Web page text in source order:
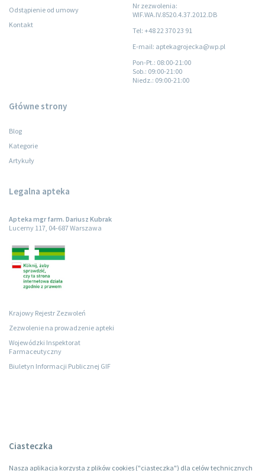
Odstąpienie od umowy
Kontakt
Nr zezwolenia:
WIF.WA.IV.8520.4.37.2012.DB
Tel: +48 22 370 23 91
E-mail: aptekagrojecka@wp.pl
Pon-Pt.: 08:00-21:00
Sob.: 09:00-21:00
Niedz.: 09:00-21:00
Główne strony
Blog
Kategorie
Artykuły
Legalna apteka
Apteka mgr farm. Dariusz Kubrak
Lucerny 117, 04-687 Warszawa
Krajowy Rejestr Zezwoleń
Zezwolenie na prowadzenie apteki
Wojewódzki Inspektorat
Farmaceutyczny
Biuletyn Informacji Publicznej GIF
Ciasteczka
Nasza aplikacja korzysta z plików cookies ("ciasteczka") dla celów technicznych